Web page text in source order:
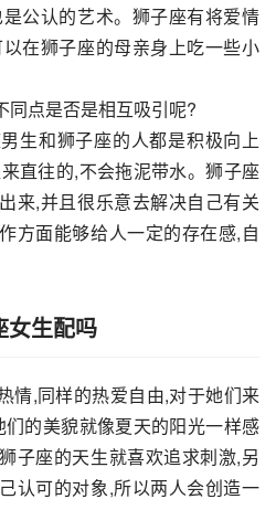
公认的艺术。狮子座有将爱情
在狮子座的母亲身上吃一些小
同点是否是相互吸引呢?
生和狮子座的人都是积极向上
直往的,不会拖泥带水。狮子座
来,并且很乐意去解决自己有关
方面能够给人一定的存在感,自
女生配吗
情,同样的热爱自由,对于她们来
的美貌就像夏天的阳光一样感
子座的天生就喜欢追求刺激,另
认可的对象,所以两人会创造一